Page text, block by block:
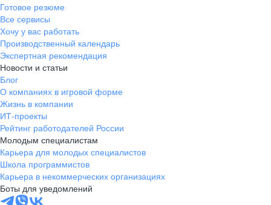
Владивосток
пер. Ланинский д. 4, офис 3.4
+7 423 202-33-28
pr@dv.hh.ru
Новосибирск
ул. Большевистская, д. 35,
помещение 21
+7 383 207-94-64
pr@nsk.hh.ru
Минск
пр-т Дзержинского, д. 57,
Готовое резюме
Все сервисы
Хочу у вас работать
Производственный календарь
Экспертная рекомендация
Новости и статьи
Блог
О компаниях в игровой форме
Жизнь в компании
ИТ-проекты
Рейтинг работодателей России
Молодым специалистам
Карьера для молодых специалистов
Школа программистов
Карьера в некоммерческих организациях
Боты для уведомлений